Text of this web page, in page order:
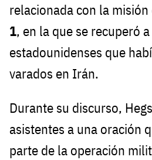
relacionada con la misión
1, en la que se recuperó
estadounidenses que
varados en Irán.
Durante su discurso,
asistentes a una oración
parte de la operación